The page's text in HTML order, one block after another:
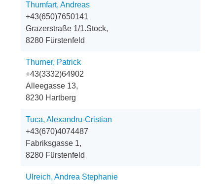
Thumfart, Andreas
+43(650)7650141
Grazerstraße 1/1.Stock,
8280 Fürstenfeld
Thurner, Patrick
+43(3332)64902
Alleegasse 13,
8230 Hartberg
Tuca, Alexandru-Cristian
+43(670)4074487
Fabriksgasse 1,
8280 Fürstenfeld
Ulreich, Andrea Stephanie